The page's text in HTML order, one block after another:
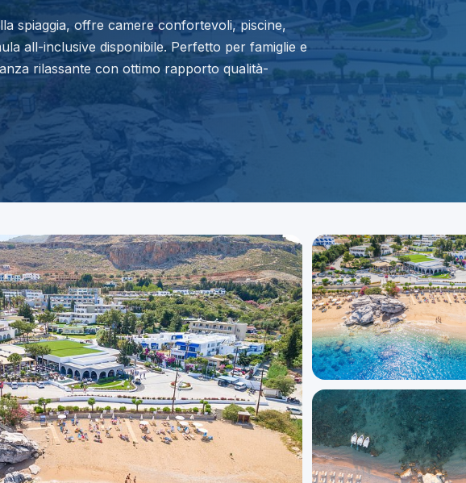
spiaggia, offre camere confortevoli, piscine,
all-inclusive disponibile. Perfetto per famiglie e
rilassante con ottimo rapporto qualità-